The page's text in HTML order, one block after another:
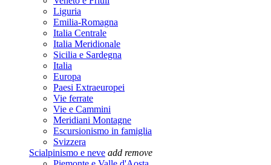
Liguria
Emilia-Romagna
Italia Centrale
Italia Meridionale
Sicilia e Sardegna
Italia
Europa
Paesi Extraeuropei
Vie ferrate
Vie e Cammini
Meridiani Montagne
Escursionismo in famiglia
Svizzera
Scialpinismo e neve add remove